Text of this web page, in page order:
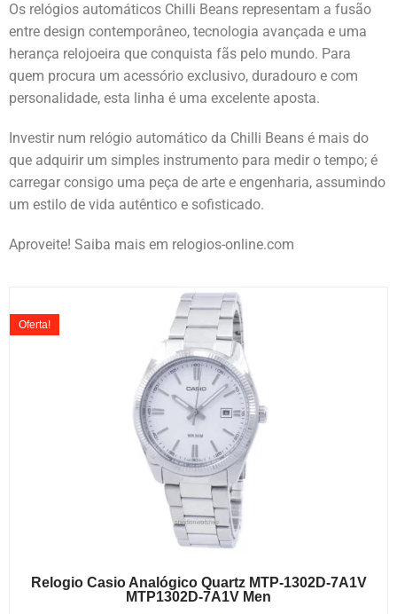
Os relógios automáticos Chilli Beans representam a fusão
entre design contemporâneo, tecnologia avançada e uma
herança relojoeira que conquista fãs pelo mundo. Para
quem procura um acessório exclusivo, duradouro e com
personalidade, esta linha é uma excelente aposta.
Investir num relógio automático da Chilli Beans é mais do
que adquirir um simples instrumento para medir o tempo; é
carregar consigo uma peça de arte e engenharia, assumindo
um estilo de vida autêntico e sofisticado.
Aproveite! Saiba mais em relogios-online.com
Relogio Casio Analógico Quartz MTP-1302D-7A1V
MTP1302D-7A1V Men
Oferta!